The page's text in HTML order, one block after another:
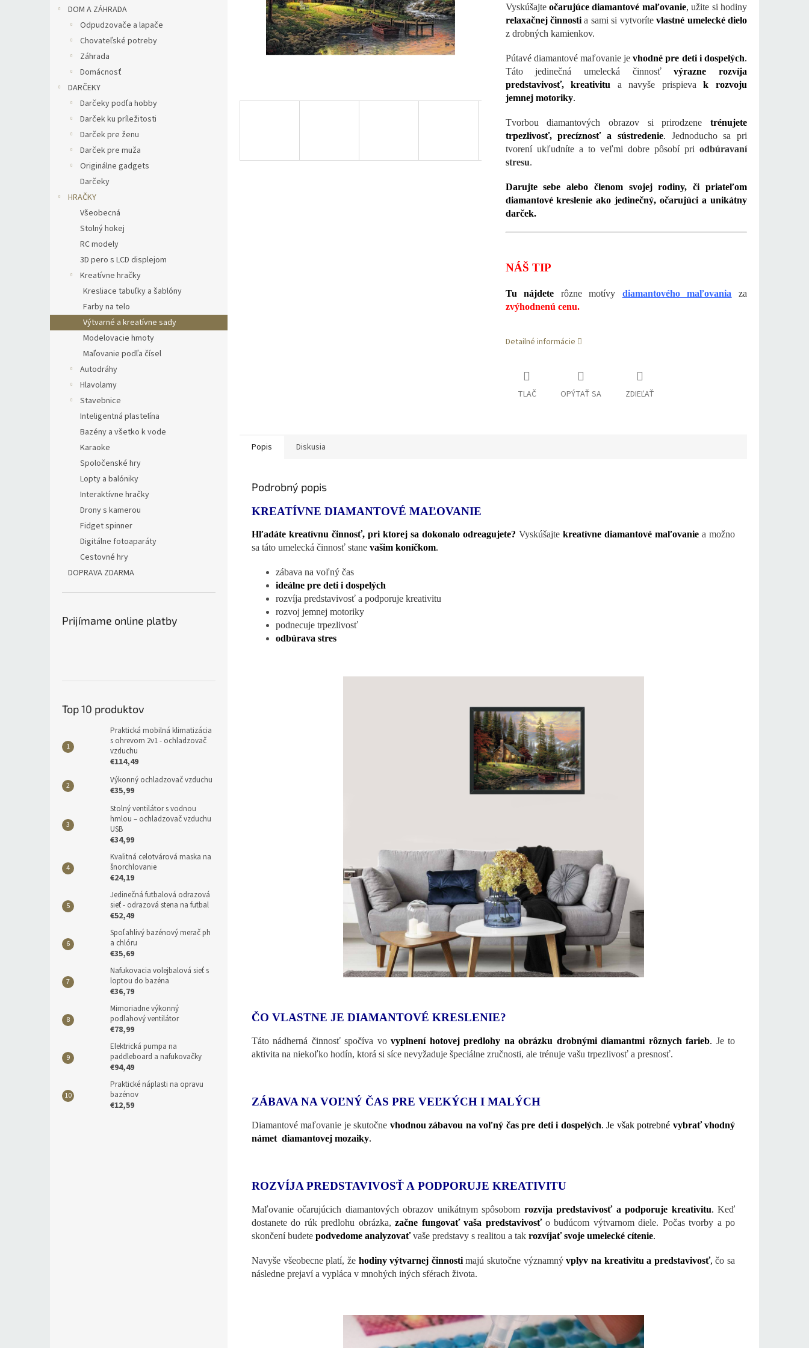
DOM A ZÁHRADA
Odpudzovače a lapače
Chovateľské potreby
Záhrada
Domácnosť
DARČEKY
Darčeky podľa hobby
Darček ku príležitosti
Darček pre ženu
Darček pre muža
Originálne gadgets
Darčeky
HRAČKY
Všeobecná
Stolný hokej
RC modely
3D pero s LCD displejom
Kreatívne hračky
Kresliace tabuľky a šablóny
Farby na telo
Výtvarné a kreatívne sady
Modelovacie hmoty
Maľovanie podľa čísel
Autodráhy
Hlavolamy
Stavebnice
Inteligentná plastelína
Bazény a všetko k vode
Karaoke
Spoločenské hry
Lopty a balóniky
Interaktívne hračky
Drony s kamerou
Fidget spinner
Digitálne fotoaparáty
Cestovné hry
DOPRAVA ZDARMA
Prijímame online platby
Top 10 produktov
Praktická mobilná klimatizácia
s ohrevom 2v1 - ochladzovač
vzduchu
€114,49
Výkonný ochladzovač vzduchu
€35,99
Stolný ventilátor s vodnou
hmlou – ochladzovač vzduchu
USB
€34,99
Kvalitná celotvárová maska na
šnorchlovanie
€24,19
Jedinečná futbalová odrazová
sieť - odrazová stena na futbal
€52,49
Spoľahlivý bazénový merač ph
a chlóru
€35,69
Nafukovacia volejbalová sieť s
loptou do bazéna
€36,79
Mimoriadne výkonný
podlahový ventilátor
€78,99
Elektrická pumpa na
paddleboard a nafukovačky
€94,49
Praktické náplasti na opravu
bazénov
€12,59
Vyskúšajte očarujúce diamantové maľovanie, užite si hodiny
relaxačnej činnosti a sami si vytvorítevlastné umelecké dielo
z drobných kamienkov.
Pútavé diamantové maľovanie jevhodné pre deti i dospelých.
Táto jedinečná umelecká činnosťvýrazne rozvíja
predstavivosť, kreativitu a navyše prispievak rozvoju
jemnej motoriky.
Tvorbou diamantových obrazov si prirodzene trénujete
trpezlivosť, precíznosť a sústredenie. Jednoducho sa pri
tvorení ukľudníte a to veľmi dobre pôsobí pri odbúravaní
stresu.
Darujte sebe alebo členom svojej rodiny, či priateľom
diamantové kreslenie ako jedinečný, očarujúci a unikátny
darček.
NÁŠ TIP
Tu nájdete rôzne motívy diamantového maľovania za
zvýhodnenú cenu.
Detailné informácie
TLAČ OPÝTAŤ SA ZDIEĽAŤ
Popis Diskusia
Podrobný popis
KREATÍVNE DIAMANTOVÉ MAĽOVANIE
Hľadáte kreatívnu činnosť, pri ktorej sa dokonalo odreagujete? Vyskúšajte kreatívne diamantové maľovanie a možno
sa táto umelecká činnosť stane vašim koníčkom.
zábava na voľný čas
ideálne pre deti i dospelých
rozvíja predstavivosť a podporuje kreativitu
rozvoj jemnej motoriky
podnecuje trpezlivosť
odbúrava stres
ČO VLASTNE JE DIAMANTOVÉ KRESLENIE?
Táto nádherná činnosť spočíva vovyplnení hotovej predlohy na obrázku drobnými diamantmi rôznych farieb. Je to
aktivita na niekoľko hodín, ktorá si síce nevyžaduje špeciálne zručnosti, ale trénuje vašu trpezlivosť a presnosť.
ZÁBAVA NA VOĽNÝ ČAS PRE VEĽKÝCH I MALÝCH
Diamantové maľovanie je skutočne vhodnou zábavou na voľný čas pre deti i dospelých. Je však potrebné vybrať vhodný
námet diamantovej mozaiky.
ROZVÍJA PREDSTAVIVOSŤ A PODPORUJE KREATIVITU
Maľovanie očarujúcich diamantových obrazov unikátnym spôsobom rozvíja predstavivosť a podporuje kreativitu. Keď
dostanete do rúk predlohu obrázka,začne fungovať vaša predstavivosť o budúcom výtvarnom diele. Počas tvorby a po
skončení budete podvedome analyzovaťvaše predstavy s realitou a tak rozvíjať svoje umelecké cítenie.
Navyše všeobecne platí, že hodiny výtvarnej činnostimajú skutočne významnývplyv na kreativitu a predstavivosť, čo sa
následne prejaví a vypláca v mnohých iných sférach života.